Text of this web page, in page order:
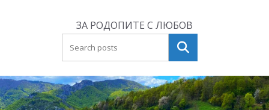
ЗА РОДОПИТЕ С ЛЮБОВ
Търсене